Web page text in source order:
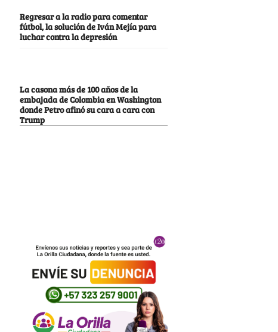
Regresar a la radio para comentar
fútbol, la solución de Iván Mejía para
luchar contra la depresión
La casona más de 100 años de la
embajada de Colombia en Washington
donde Petro afinó su cara a cara con
Trump